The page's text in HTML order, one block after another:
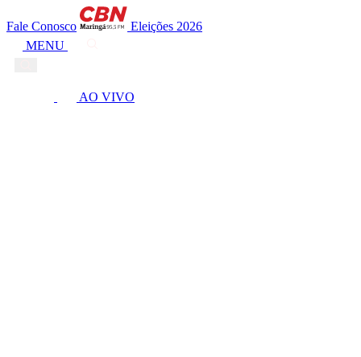
Fale Conosco
Eleições 2026
MENU
AO VIVO